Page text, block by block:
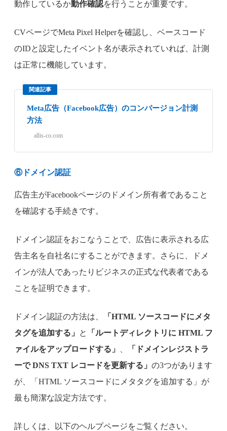
動作しているか動作確認を行うことが重要です。
CVページでMeta Pixel Helperを確認し、ベースコード
のIDと設定したイベント名が表示されていれば、計測
は正常に機能しています。
関連記事
Meta広告（Facebook広告）のコンバージョン計測
方法
allis-co.com
⑥ドメイン認証
広告主がFacebookページのドメイン所有者であること
を確認する手続きです。
ドメイン認証をおこなうことで、広告に表示される広
告主名を自社名にすることができます。さらに、ドメ
インが法人であったりビジネスの正式な代表者である
ことを証明できます。
ドメイン認証の方法は、
「HTML ソースコードにメタ
タグを追加する」
と
「ルートディレクトリに HTML フ
ァイルをアップロードする」
「ドメインレジストラ
ーで DNS TXT レコードを更新する」 の3つがあります
が、「HTML ソースコードにメタタグを追加する」が
最も簡潔な設定方法です。
詳しくは、以下のヘルプページをご覧ください。